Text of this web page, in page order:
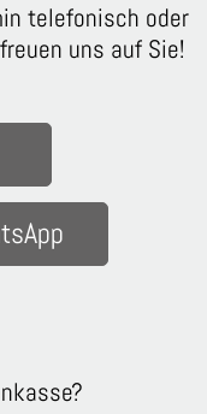
telefonisch oder
uns auf Sie!